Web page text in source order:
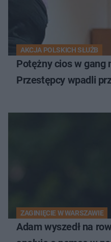
AKCJA POLSKICH SŁUŻB
Potężny cios w gang
Przestępcy wpadli
ZAGINIĘCIE W WARSZAWIE
Adam wyszedł na